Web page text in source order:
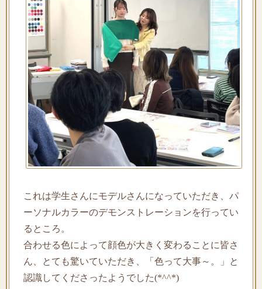
これは学生さんにモデルさんになっていただき、パ
ーソナルカラーのデモンストレーションを行ってい
るところ。
合わせる色によって顔色が大きく変わることに皆さ
ん、とても驚いていただき、「色って大事～。」と
認識してくださったようでした(*^^*)